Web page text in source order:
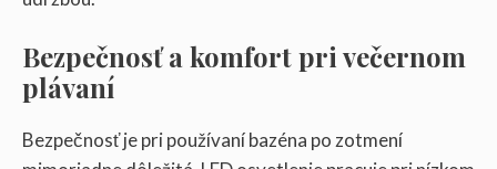
Bezpečnosť a komfort pri večernom
plávaní
Bezpečnosť je pri používaní bazéna po zotmení